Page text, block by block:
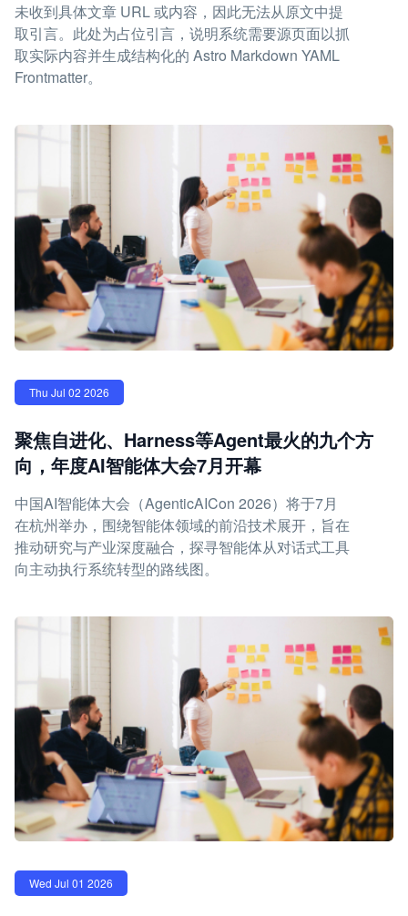
未收到具体文章 URL 或内容，因此无法从原文中提
取引言。此处为占位引言，说明系统需要源页面以抓
取实际内容并生成结构化的 Astro Markdown YAML
Frontmatter。
Thu Jul 02 2026
聚焦自进化、Harness等Agent最火的九个方
向，年度AI智能体大会7月开幕
中国AI智能体大会（AgenticAICon 2026）将于7月
在杭州举办，围绕智能体领域的前沿技术展开，旨在
推动研究与产业深度融合，探寻智能体从对话式工具
向主动执行系统转型的路线图。
Wed Jul 01 2026